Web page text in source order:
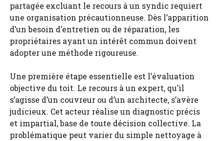
partagée excluant le recours à un syndic requiert
une organisation précautionneuse. Dès l’apparition
d’un besoin d’entretien ou de réparation, les
propriétaires ayant un intérêt commun doivent
adopter une méthode rigoureuse.
Une première étape essentielle est l’évaluation
objective du toit. Le recours à un expert, qu’il
s’agisse d’un couvreur ou d’un architecte, s’avère
judicieux. Cet acteur réalise un diagnostic précis
et impartial, base de toute décision collective. La
problématique peut varier du simple nettoyage à